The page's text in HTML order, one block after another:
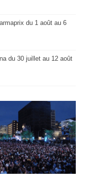
du 1 août au 6
du 30 juillet au 12 août